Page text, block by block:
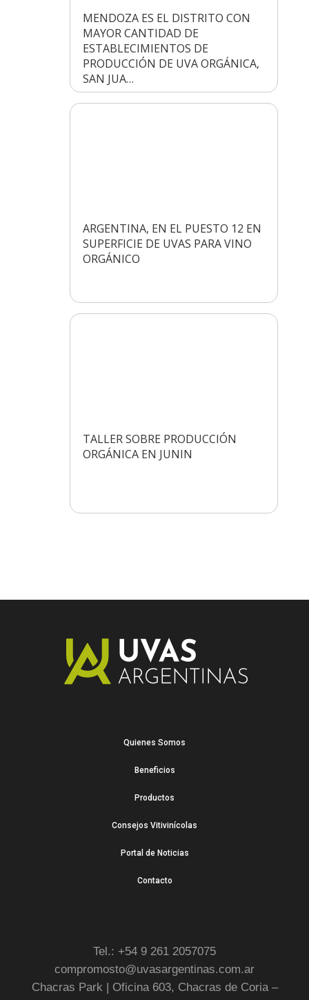
MENDOZA ES EL DISTRITO CON
MAYOR CANTIDAD DE
ESTABLECIMIENTOS DE
PRODUCCIÓN DE UVA ORGÁNICA,
SAN JUA…
ARGENTINA, EN EL PUESTO 12 EN
SUPERFICIE DE UVAS PARA VINO
ORGÁNICO
TALLER SOBRE PRODUCCIÓN
ORGÁNICA EN JUNIN
Quienes Somos
Beneficios
Productos
Consejos Vitivinícolas
Portal de Noticias
Contacto
Tel.: +54 9 261 2057075
compromosto@uvasargentinas.com.ar
Chacras Park | Oficina 603, Chacras de Coria –